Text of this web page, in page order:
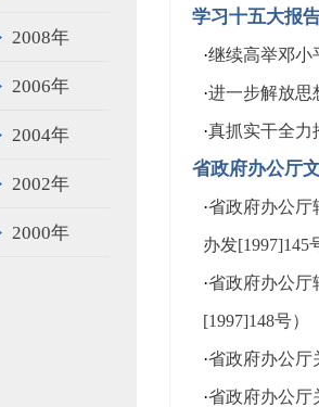
2008年
2006年
2004年
2002年
2000年
学习十五大报
·继续高举邓小
·进一步解放思
·真抓实干全力
省政府办公厅
·省政府办公厅
办发[1997]145
·省政府办公厅
[1997]148号）
·省政府办公厅
·省政府办公厅